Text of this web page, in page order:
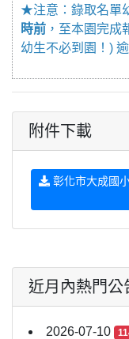
★注意：錄取名單
時前 ，至本園完成
幼生不必到園！)
附件下載
彰化市大成國
近月內熱門公
2026-07-10